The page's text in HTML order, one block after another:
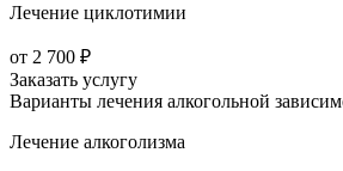
Лечение циклотимии
от 2 700 ₽
Заказать услугу
Варианты лечения алкогольной
Лечение алкоголизма